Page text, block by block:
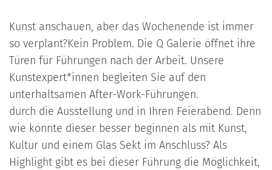
Kunst anschauen, aber das Wochenende ist immer
so verplant?Kein Problem. Die Q Galerie öffnet ihre
Türen für Führungen nach der Arbeit. Unsere
Kunstexpert*innen begleiten Sie auf den
unterhaltsamen After-Work-Führungen.
durch die Ausstellung und in Ihren Feierabend. Denn
wie könnte dieser besser beginnen als mit Kunst,
Kultur und einem Glas Sekt im Anschluss? Als
Highlight gibt es bei dieser Führung die Möglichkeit,